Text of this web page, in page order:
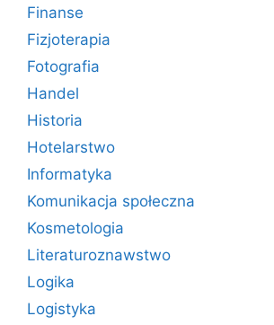
Finanse
Fizjoterapia
Fotografia
Handel
Historia
Hotelarstwo
Informatyka
Komunikacja społeczna
Kosmetologia
Literaturoznawstwo
Logika
Logistyka